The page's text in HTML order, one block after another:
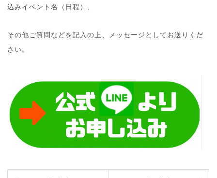
込みイベント名（日程）、
その他ご質問などを記入の上、メッセージとしてお送りくだ
さい。